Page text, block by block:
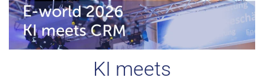
KI meets